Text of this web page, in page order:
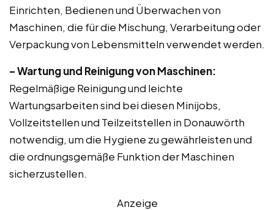
Einrichten, Bedienen und Überwachen von
Maschinen, die für die Mischung, Verarbeitung oder
Verpackung von Lebensmitteln verwendet werden.
– Wartung und Reinigung von Maschinen:
Regelmäßige Reinigung und leichte
Wartungsarbeiten sind bei diesen Minijobs,
Vollzeitstellen und Teilzeitstellen in Donauwörth
notwendig, um die Hygiene zu gewährleisten und
die ordnungsgemäße Funktion der Maschinen
sicherzustellen.
Anzeige